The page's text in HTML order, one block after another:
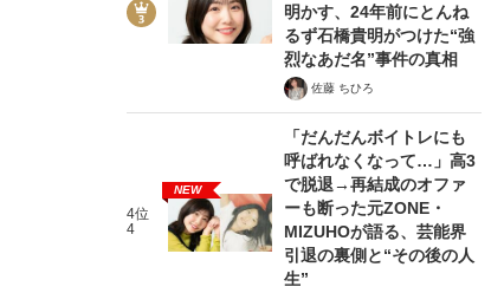
明かす、24年前にとんね
るず石橋貴明がつけた“強
烈なあだ名”事件の真相
佐藤 ちひろ
4位
4
NEW
「だんだんボイトレにも
呼ばれなくなって…」高3
で脱退→再結成のオファ
ーも断った元ZONE・
MIZUHOが語る、芸能界
引退の裏側と“その後の人
生”